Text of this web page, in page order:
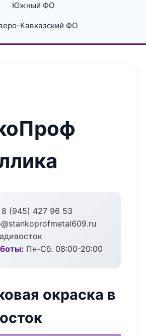
Южный ФО
Кавказский ФО
8 (945) 427 96 53
Пн-Сб: 08:00-20:00
окраска в